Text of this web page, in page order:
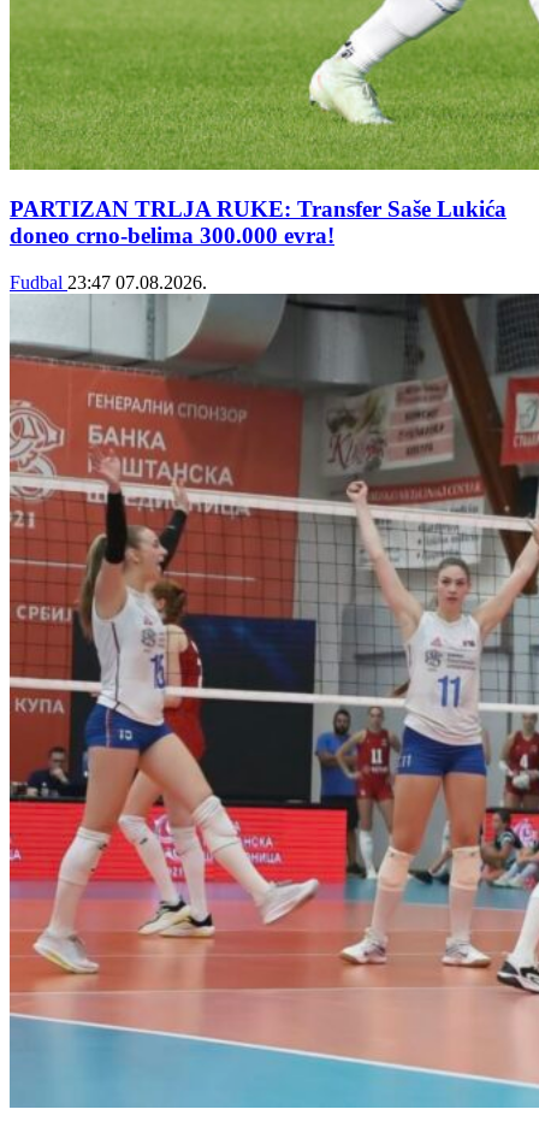
PARTIZAN TRLJA RUKE: Transfer Saše Lukića
doneo crno-belima 300.000 evra!
Fudbal 23:47 07.08.2026.